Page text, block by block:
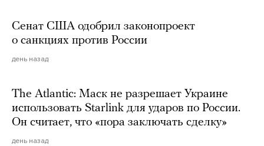
Сенат США одобрил законопроект
о санкциях против России
день назад
The Atlantic: Маск не разрешает Украине
использовать Starlink для ударов по России.
Он считает, что «пора заключать сделку»
день назад